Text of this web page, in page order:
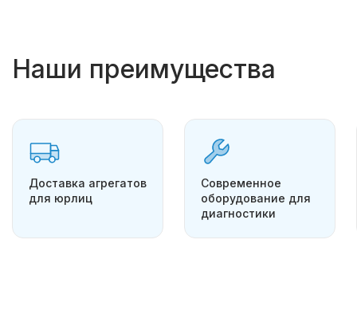
Наши преимущества
Доставка агрегатов
для юрлиц
Современное
оборудование для
диагностики